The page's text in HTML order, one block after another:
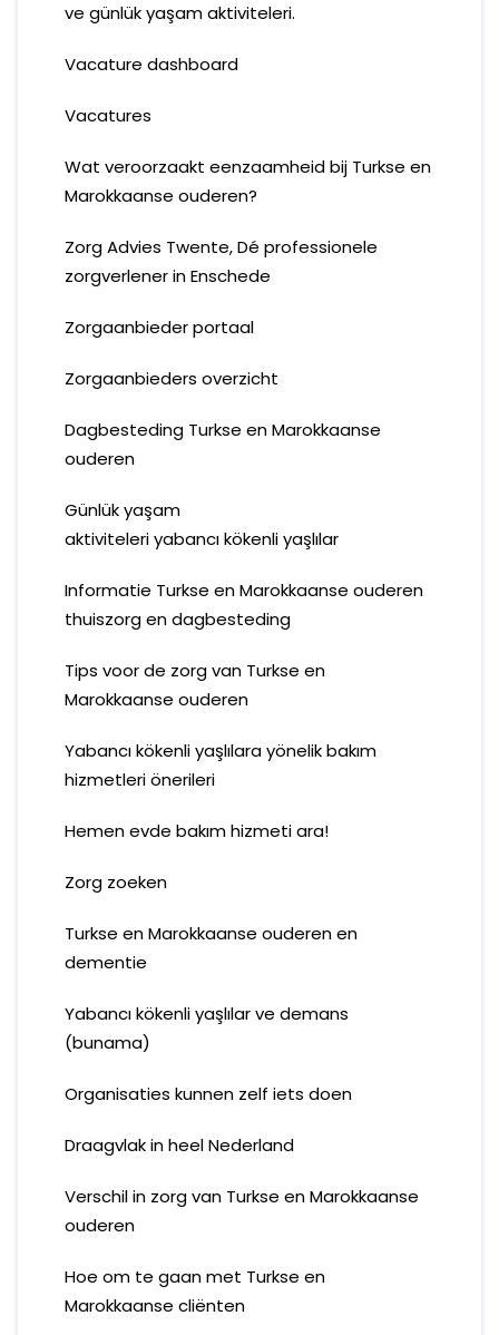
ve günlük yaşam aktiviteleri.
Vacature dashboard
Vacatures
Wat veroorzaakt eenzaamheid bij Turkse en
Marokkaanse ouderen?
Zorg Advies Twente, Dé professionele
zorgverlener in Enschede
Zorgaanbieder portaal
Zorgaanbieders overzicht
Dagbesteding Turkse en Marokkaanse
ouderen
Günlük yaşam
aktiviteleri yabancı kökenli yaşlılar
Informatie Turkse en Marokkaanse ouderen
thuiszorg en dagbesteding
Tips voor de zorg van Turkse en
Marokkaanse ouderen
Yabancı kökenli yaşlılara yönelik bakım
hizmetleri önerileri
Hemen evde bakım hizmeti ara!
Zorg zoeken
Turkse en Marokkaanse ouderen en
dementie
Yabancı kökenli yaşlılar ve demans
(bunama)
Organisaties kunnen zelf iets doen
Draagvlak in heel Nederland
Verschil in zorg van Turkse en Marokkaanse
ouderen
Hoe om te gaan met Turkse en
Marokkaanse cliënten